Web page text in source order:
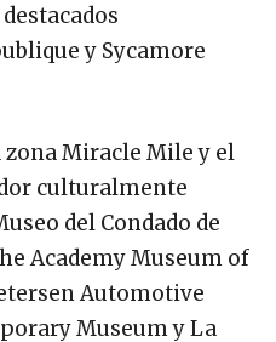
y Sycamore
zona Miracle Mile y el
culturalmente
del Condado de
Academy Museum of
Automotive
Museum y La